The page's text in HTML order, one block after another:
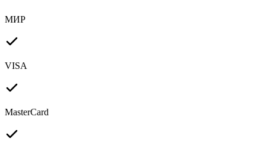
МИР
VISA
MasterCard